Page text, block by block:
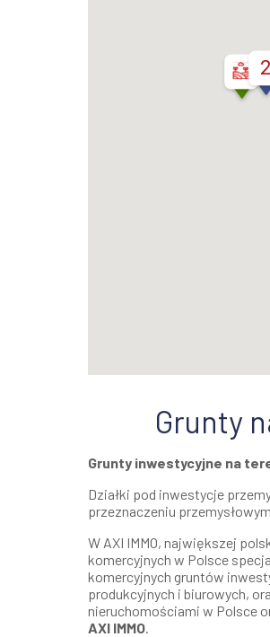
2
Grunty
Grunty inwestycyjne na
Działki pod inwestycje
przeznaczeniu
W AXI IMMO, największej
komercyjnych w Polsce
komercyjnych gruntów
produkcyjnych i biurowych,
nieruchomościami w Polsce
AXI IMMO.